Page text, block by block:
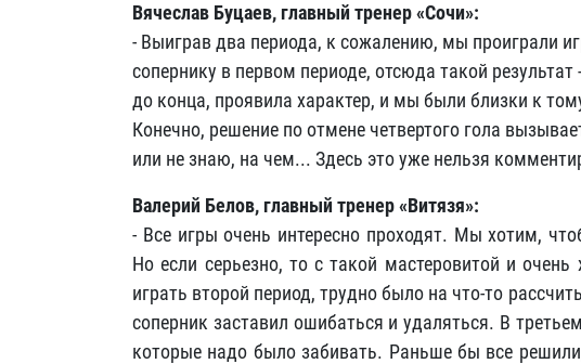
Вячеслав Буцаев, главный тренер «Сочи»:
- Выиграв два периода, к сожалению, мы проиграли
сопернику в первом периоде, отсюда такой
до конца, проявила характер, и мы были близки к
Конечно, решение по отмене четвертого гола
или не знаю, на чем... Здесь это уже нельзя
Валерий Белов, главный тренер «Витязя»:
- Все игры очень интересно проходят. Мы хотим,
Но если серьезно, то с такой мастеровитой и
играть второй период, трудно было на что-то
соперник заставил ошибаться и удаляться. В
которые надо было забивать. Раньше бы все